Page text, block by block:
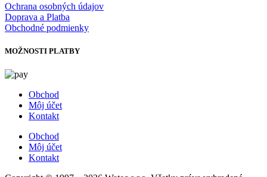
Ochrana osobných údajov
Doprava a Platba
Obchodné podmienky
MOŽNOSTI PLATBY
Obchod
Môj účet
Kontakt
Obchod
Môj účet
Kontakt